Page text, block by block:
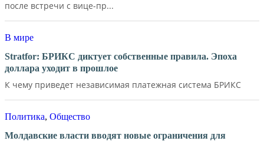
после встречи с вице-пр...
В мире
Stratfor: БРИКС диктует собственные правила. Эпоха
доллара уходит в прошлое
К чему приведет независимая платежная система БРИКС
Политика, Общество
Молдавские власти вводят новые ограничения для